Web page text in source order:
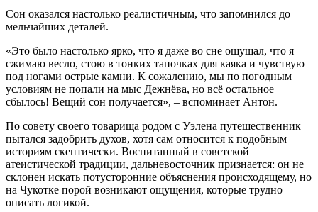
Сон оказался настолько реалистичным, что запомнился до
мельчайших деталей.
«Это было настолько ярко, что я даже во сне ощущал, что я
сжимаю весло, стою в тонких тапочках для каяка и чувствую
под ногами острые камни. К сожалению, мы по погодным
условиям не попали на мыс Дежнёва, но всё остальное
сбылось! Вещий сон получается», – вспоминает Антон.
По совету своего товарища родом с Уэлена путешественник
пытался задобрить духов, хотя сам относится к подобным
историям скептически. Воспитанный в советской
атеистической традиции, дальневосточник признается: он не
склонен искать потусторонние объяснения происходящему, но
на Чукотке порой возникают ощущения, которые трудно
описать логикой.